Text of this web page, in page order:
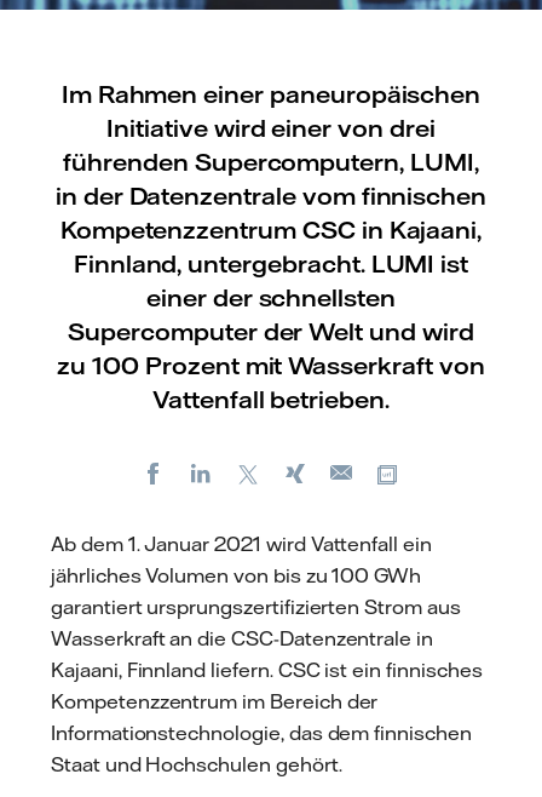
Im Rahmen einer paneuropäischen
Initiative wird einer von drei
führenden Supercomputern, LUMI,
in der Datenzentrale vom finnischen
Kompetenzzentrum CSC in Kajaani,
Finnland, untergebracht. LUMI ist
einer der schnellsten
Supercomputer der Welt und wird
zu 100 Prozent mit Wasserkraft von
Vattenfall betrieben.
FacebookLinkedIn Xing
E-
Ab dem 1. Januar 2021 wird Vattenfall ein
jährliches Volumen von bis zu 100 GWh
garantiert ursprungszertifizierten Strom aus
Wasserkraft an die CSC-Datenzentrale in
Kajaani, Finnland liefern. CSC ist ein finnisches
Kompetenzzentrum im Bereich der
Informationstechnologie, das dem finnischen
Staat und Hochschulen gehört.